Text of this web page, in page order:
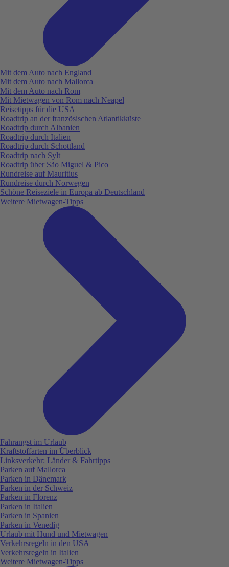
Mit dem Auto nach England
Mit dem Auto nach Mallorca
Mit dem Auto nach Rom
Mit Mietwagen von Rom nach Neapel
Reisetipps für die USA
Roadtrip an der französischen Atlantikküste
Roadtrip durch Albanien
Roadtrip durch Italien
Roadtrip durch Schottland
Roadtrip nach Sylt
Roadtrip über São Miguel & Pico
Rundreise auf Mauritius
Rundreise durch Norwegen
Schöne Reiseziele in Europa ab Deutschland
Weitere Mietwagen-Tipps
Fahrangst im Urlaub
Kraftstoffarten im Überblick
Linksverkehr: Länder & Fahrtipps
Parken auf Mallorca
Parken in Dänemark
Parken in der Schweiz
Parken in Florenz
Parken in Italien
Parken in Spanien
Parken in Venedig
Urlaub mit Hund und Mietwagen
Verkehrsregeln in den USA
Verkehrsregeln in Italien
Weitere Mietwagen-Tipps